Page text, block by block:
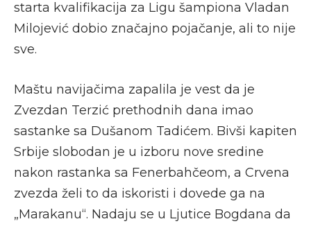
starta kvalifikacija za Ligu šampiona Vladan
Milojević dobio značajno pojačanje, ali to nije
sve.
Maštu navijačima zapalila je vest da je
Zvezdan Terzić prethodnih dana imao
sastanke sa Dušanom Tadićem. Bivši kapiten
Srbije slobodan je u izboru nove sredine
nakon rastanka sa Fenerbahčeom, a Crvena
zvezda želi to da iskoristi i dovede ga na
„Marakanu“. Nadaju se u Ljutice Bogdana da